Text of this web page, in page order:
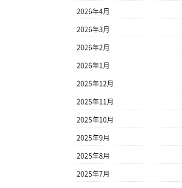
2026年4月
2026年3月
2026年2月
2026年1月
2025年12月
2025年11月
2025年10月
2025年9月
2025年8月
2025年7月